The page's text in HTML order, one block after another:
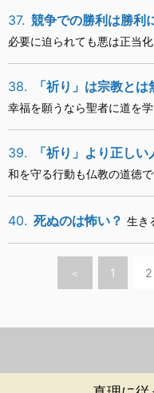
37. 競争での勝利は勝利
必要に迫られても悪は正当
38. 「祈り」は宗教とは
幸福を願うなら聖者に道を
39. 「祈り」より正し
和を守る行動も仏教の道徳
40. 死ぬのは怖い？ 生き
＜ 1 2